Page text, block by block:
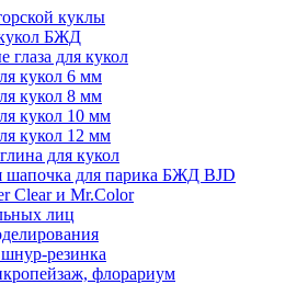
куклы
БЖД
глаза для кукол
кукол 6 мм
кукол 8 мм
кукол 10 мм
кукол 12 мм
для кукол
шапочка для парика БЖД BJD
Clear и Mr.Color
лиц
резинка
флорариум